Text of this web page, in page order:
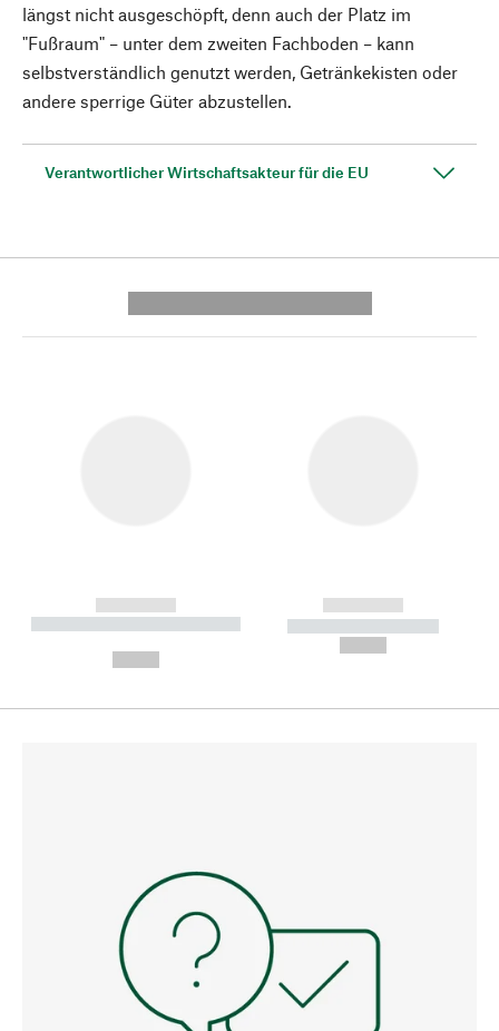
längst nicht ausgeschöpft, denn auch der Platz im
"Fußraum" – unter dem zweiten Fachboden – kann
selbstverständlich genutzt werden, Getränkekisten oder
andere sperrige Güter abzustellen.
Verantwortlicher Wirtschaftsakteur für die EU
------------
----------- ----------- --------
------------
----------- -----------